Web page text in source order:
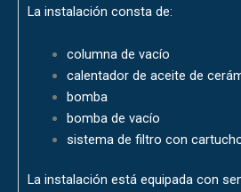
La instalación consta de:
columna de vacío
calentador de aceite de
bomba
bomba de vacío
sistema de filtro con
La instalación está equipada con